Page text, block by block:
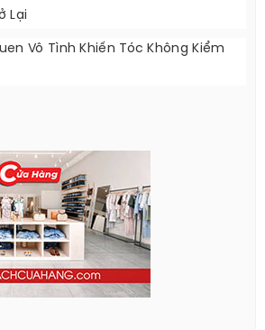
Lại
Vô Tình Khiến Tóc Không Kiểm